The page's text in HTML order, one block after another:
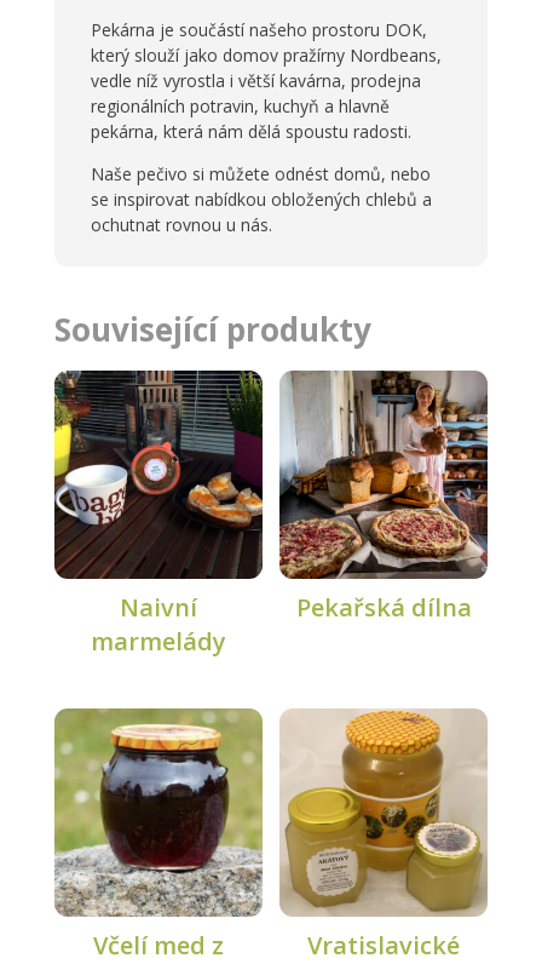
Pekárna je součástí našeho prostoru DOK,
který slouží jako domov pražírny Nordbeans,
vedle níž vyrostla i větší kavárna, prodejna
regionálních potravin, kuchyň a hlavně
pekárna, která nám dělá spoustu radosti.
Naše pečivo si můžete odnést domů, nebo
se inspirovat nabídkou obložených chlebů a
ochutnat rovnou u nás.
Související produkty
Naivní
marmelády
Pekařská dílna
Včelí med z
Vratislavické